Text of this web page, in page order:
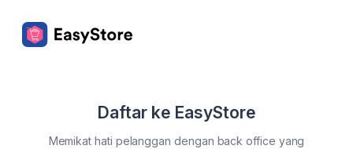
Daftar ke EasyStore
Memikat hati pelanggan dengan back office yang